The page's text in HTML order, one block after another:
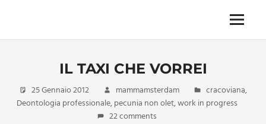
content
imprescindibile,
da
oggi
Menu
IL TAXI CHE VORREI
25 Gennaio 2012 mammamsterdam cracoviana,
Deontologia professionale,pecunia non olet,work in progress
22 comments